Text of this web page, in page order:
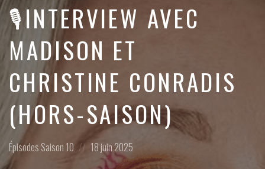
🎙️INTERVIEW AVEC
MADISON ET
CHRISTINE CONRADIS
(HORS-SAISON)
Posted
in:
Épisodes Saison 10
Posted
18 juin 2025